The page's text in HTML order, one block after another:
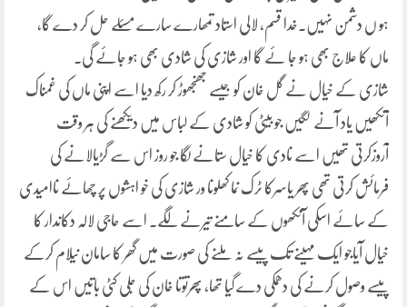
ہو ں دشمن نہیں۔خدا قسم، لالی استاد تمھارے سارے مسئلے حل کر دے گا،
ماں کا علاج بھی ہو جا ئے گا اور شازی کی شادی بھی ہو جائے گی۔
شازی کے خیال نے گل خان کو جیسے جھنجھوڑ کر رکھ دیا اسے اپنی ماں کی غمناک
آنکھیں یاد آنے لگیں جو بیٹی کو شادی کے لباس میں دیکھنے کی ہر وقت
آروزکرتی تھیں اسے نادی کا خیال ستانے لگا جو روز اس سے گڑیالانے کی
فرمائش کرتی تھی پھر یاسرکا ٹرک نما کھلونا ور شازی کی خو اہشوں پر چھائے ناامیدی
کے سائے اسکی آنکھوں کے سامنے تیرنے لگے۔ اسے حاجی لالہ دکاندار کا
خیال آیاجو ایک مہینے تک پیسے نہ ملنے کی صورت میں گھر کا سامان نیلام کرکے
پیسے وصول کرنے کی دھمکی دے گیا تھا، پھرتوتا خان کی جلی کٹی باتیں اس کے